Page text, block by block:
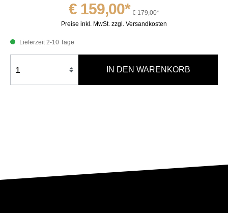
€ 159,00* € 179,00*
Preise inkl. MwSt. zzgl. Versandkosten
Lieferzeit 2-10 Tage
IN DEN WARENKORB